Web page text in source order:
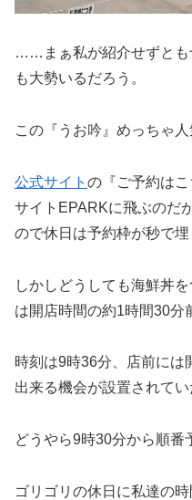
……まぁ私が紹介せずとも
も大勢いるだろう。
この『うお吟』めっちゃ人
公式サイト の『ご予約は
サイトEPARKに飛ぶのだ
ので休日は予約枠が秒で埋
しかしどうしても海鮮丼
は開店時間の約1時間30分
時刻は9時36分、店前には
出来る機会が設置されてい
どうやら9時30分から順番
ゴリゴリの休日に私達の時